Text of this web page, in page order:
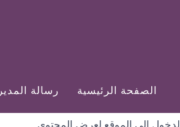
الصفحة الرئيسية رسالة المدير